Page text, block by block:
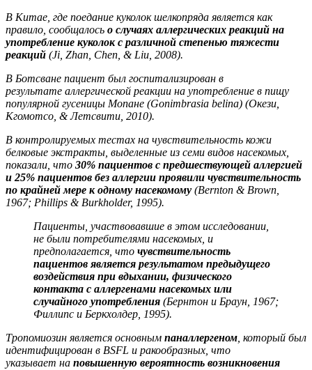
В Китае, где поедание куколок шелкопряда является как
правило, сообщалось о случаях аллергических реакций на
употребление куколок с различной степенью тяжести
реакций (Ji, Zhan, Chen, & Liu, 2008).
В Ботсване пациент был госпитализирован в
результате аллергической реакции на употребление в пищу
популярной гусеницы Мопане (Gonimbrasia belina) (Окези,
Кгомотсо, & Летсвити, 2010).
В контролируемых тестах на чувствительность кожи
белковые экстракты, выделенные из семи видов насекомых,
показали, что 30% пациентов с предшествующей аллергией
и 25% пациентов без аллергии проявили чувствительность
по крайней мере к одному насекомому (Bernton & Brown,
1967; Phillips & Burkholder, 1995).
Пациенты, участвовавшие в этом исследовании,
не были потребителями насекомых, и
предполагается, что чувствительность
пациентов является результатом предыдущего
воздействия при вдыхании, физического
контакта с аллергенами насекомых или
случайного употребления (Бернтон и Браун, 1967;
Филлипс и Беркхолдер, 1995).
Тропомиозин является основным паналлергеном , который был
идентифицирован в BSFL и ракообразных, что
указывает на повышенную вероятность возникновения